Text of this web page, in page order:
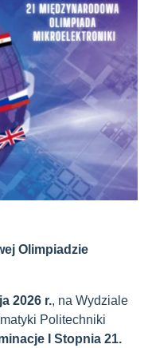
Olimpiadzie
2026 r., na Wydziale
Politechniki
I Stopnia 21.